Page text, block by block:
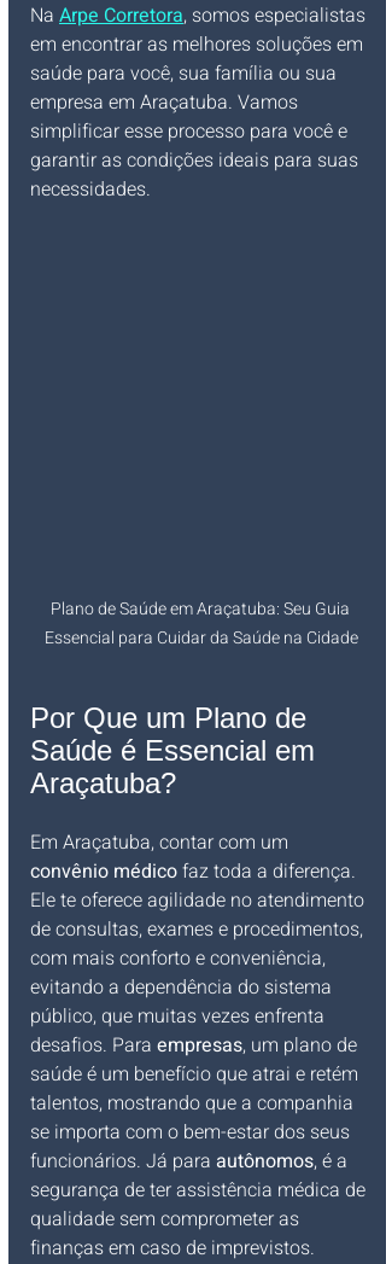
Na Arpe Corretora, somos especialistas
em encontrar as melhores soluções em
saúde para você, sua família ou sua
empresa em Araçatuba. Vamos
simplificar esse processo para você e
garantir as condições ideais para suas
necessidades.
Plano de Saúde em Araçatuba: Seu Guia
Essencial para Cuidar da Saúde na Cidade
Por Que um Plano de
Saúde é Essencial em
Araçatuba?
Em Araçatuba, contar com um
convênio médico faz toda a diferença.
Ele te oferece agilidade no atendimento
de consultas, exames e procedimentos,
com mais conforto e conveniência,
evitando a dependência do sistema
público, que muitas vezes enfrenta
desafios. Para empresas, um plano de
saúde é um benefício que atrai e retém
talentos, mostrando que a companhia
se importa com o bem-estar dos seus
funcionários. Já para autônomos, é a
segurança de ter assistência médica de
qualidade sem comprometer as
finanças em caso de imprevistos.